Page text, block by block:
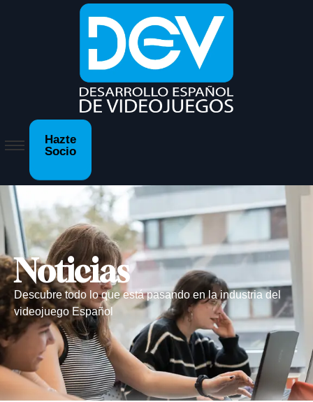
Hazte
Socio
Noticias
Descubre todo lo que está pasando en la industria del
videojuego Español